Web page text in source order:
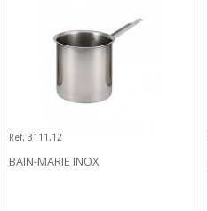
Ref. 3111.12
BAIN-MARIE INOX